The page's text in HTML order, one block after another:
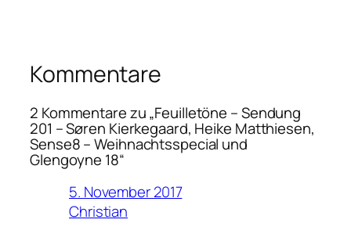
Kommentare
2 Kommentare zu „Feuilletöne – Sendung
201 – Søren Kierkegaard, Heike Matthiesen,
Sense8 – Weihnachtsspecial und
Glengoyne 18“
5. November 2017
Christian